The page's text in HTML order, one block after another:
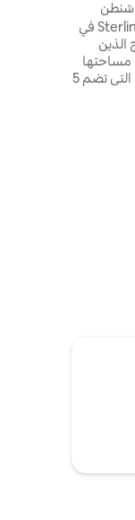
يقع Rowley's Lodge في Sterling Estate في
الذين
تبلغ مساحتها
سبعة عشر فدانًا على حافة غابة تورت التي تضم 5
المثالية
الخيل